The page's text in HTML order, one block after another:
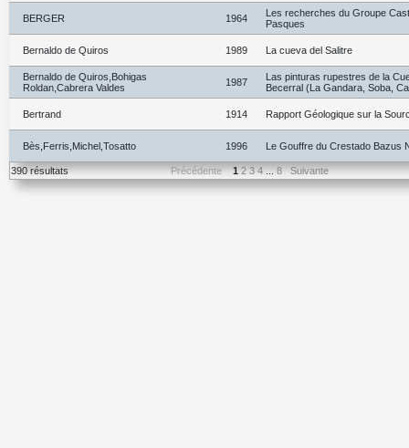
BERGER 1964
Les recherches du Groupe
Pasques
Bernaldo de Quiros 1989 La cueva del Salitre
Bernaldo de Quiros,Bohigas
Roldan,Cabrera Valdes
1987
Las pinturas rupestres de la
Becerral (La Gandara, Soba,
Bertrand 1914 Rapport Géologique sur la
Bès,Ferris,Michel,Tosatto 1996 Le Gouffre du Crestado Bazus
390 résultats Précédente 1 2 3 4...8 Suivante